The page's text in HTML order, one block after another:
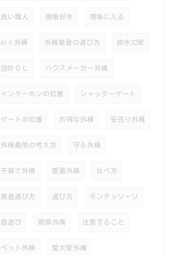
良い職人 現場好き 現場に入る
AI×外構 外構業者の選び方 排水勾配
設計ＧＬ ハウスメーカー外構
インターホンの位置 シャッターゲート
ゲートの位置 お得な外構 安売り外構
外構費用の考え方 守る外構
子育て外構 愛着外構 比べ方
業者選び方 選び方 モンテッソーリ
庭遊び 新築外構 注意すること
ペット外構 愛犬家外構